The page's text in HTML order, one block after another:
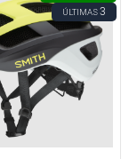
ÚLTIMAS3